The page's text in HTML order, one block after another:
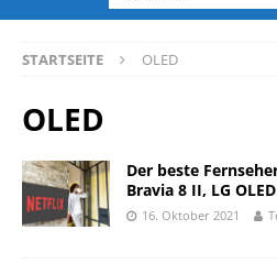
STARTSEITE OLED
OLED
Der beste
Bravia 8 II, LG
16. Oktober 2021